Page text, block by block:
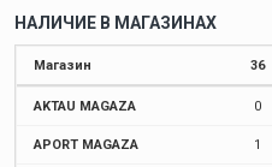
НАЛИЧИЕ В МАГАЗИНАХ
Магазин 36
AKTAU MAGAZA 0
APORT MAGAZA 1